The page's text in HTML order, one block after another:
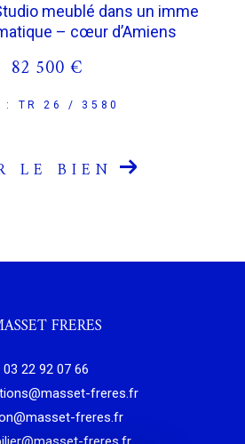
meublé dans un imme
– cœur d’Amiens
82 500 €
: TR 26 / 3580
LE BIEN
FRERES
03 22 92 07 66
freres.fr
freres.fr